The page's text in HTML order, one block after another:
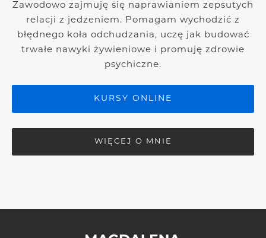
Zawodowo zajmuję się naprawianiem zepsutych
relacji z jedzeniem. Pomagam wychodzić z
błędnego koła odchudzania, uczę jak budować
trwałe nawyki żywieniowe i promuję zdrowie
psychiczne.
KURSY ONLINE
WIĘCEJ O MNIE